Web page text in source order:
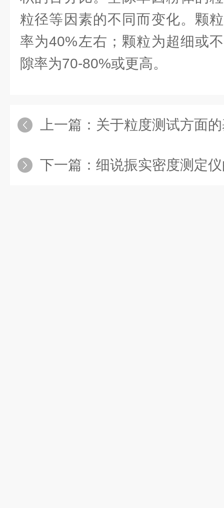
粒径等因素的不同而变化。颗
率为40%左右；颗粒为超细或
隙率为70-80%或更高。
上一篇： 关于粒度测试方面
下一篇： 细说振实密度测定